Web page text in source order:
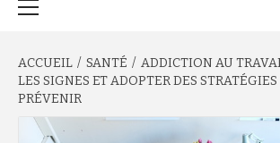
ACCUEIL SANTÉ
ADDICTION AU
LES SIGNES ET ADOPTER DES
PRÉVENIR